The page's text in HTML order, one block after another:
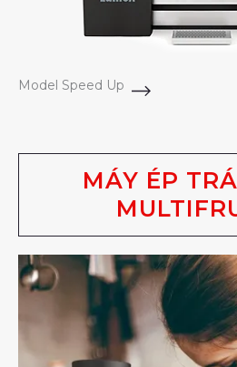
Model Speed Up
MÁY ÉP